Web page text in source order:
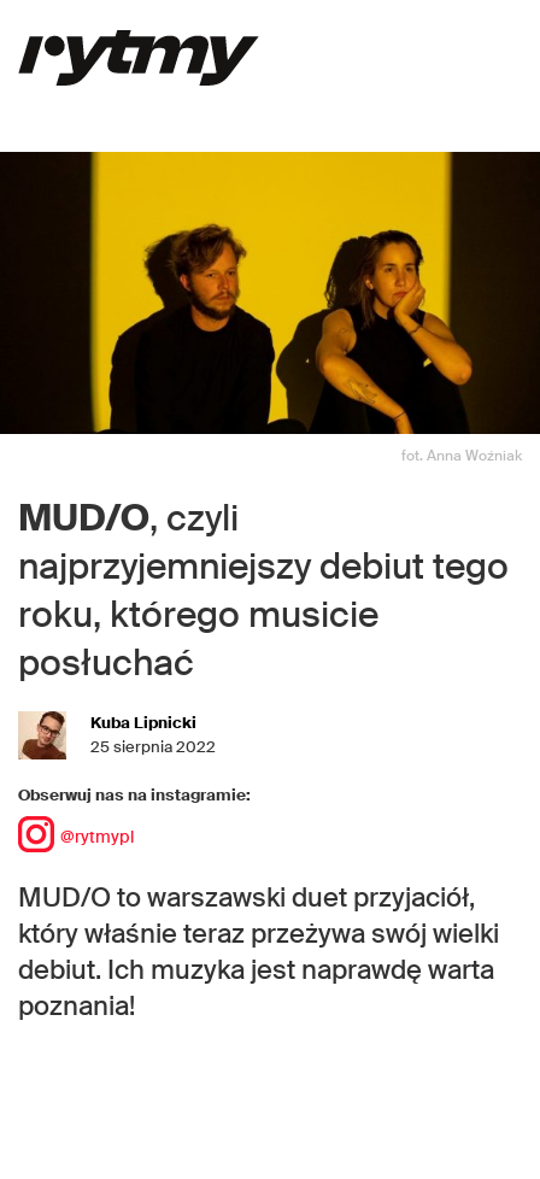
fot. Anna Woźniak
MUD/O, czyli
najprzyjemniejszy debiut tego
roku, którego musicie
posłuchać
Kuba Lipnicki
25 sierpnia 2022
Obserwuj nas na instagramie:
@rytmypl
MUD/O to warszawski duet przyjaciół,
który właśnie teraz przeżywa swój wielki
debiut. Ich muzyka jest naprawdę warta
poznania!